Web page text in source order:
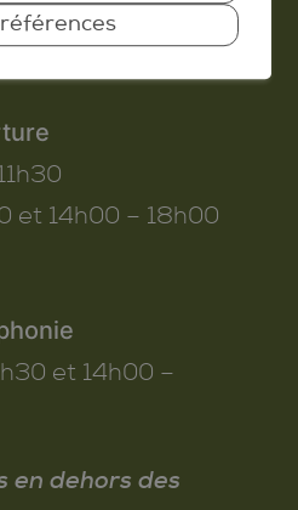
et 14h00 – 18h00
et 14h00 –
en dehors des